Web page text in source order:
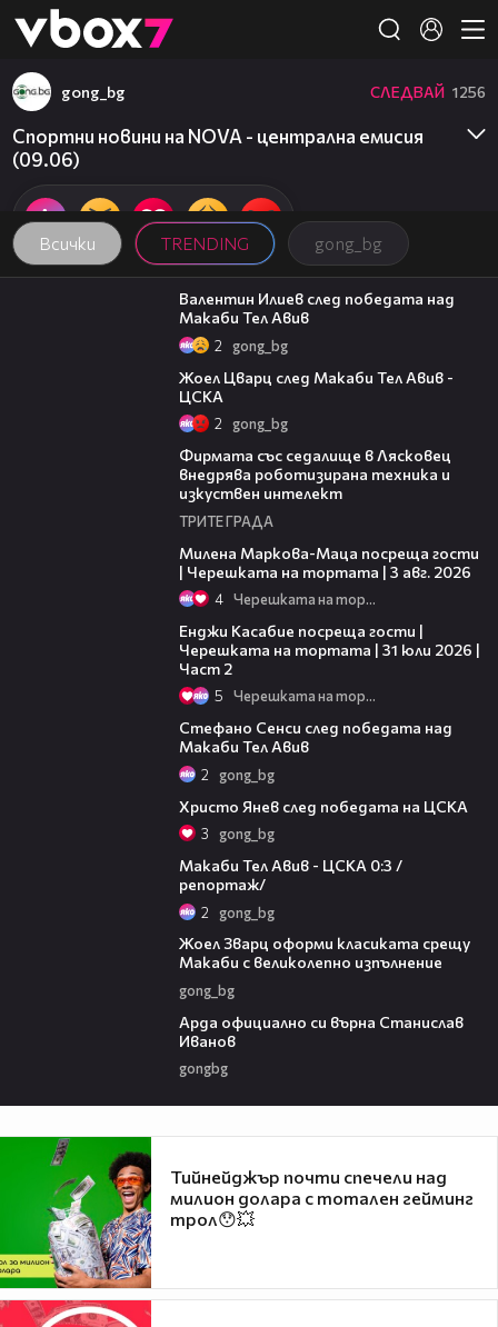
👾
Всички TRENDING gong_bg
gong_bg СЛЕДВАЙ 1256
Спортни новини на NOVA - централна емисия
(09.06)
06:38
Валентин Илиев след победата над
Макаби Тел Авив
2 gong_bg
Жоел Цварц след Макаби Тел Авив -
ЦСКА
2 gong_bg
Фирмата със седалище в Лясковец
внедрява роботизирана техника и
изкуствен интелект
ТРИТЕ ГРАДА
Милена Маркова-Маца посреща гости
| Черешката на тортата | 3 авг. 2026
4 Черешката на тортата
Енджи Касабие посреща гости |
Черешката на тортата | 31 юли 2026 |
Част 2
5 Черешката на тортата
Стефано Сенси след победата над
Макаби Тел Авив
2 gong_bg
Христо Янев след победата на ЦСКА
3 gong_bg
Макаби Тел Авив - ЦСКА 0:3 /
репортаж/
2 gong_bg
Жоел Зварц оформи класиката срещу
Макаби с великолепно изпълнение
gong_bg
Арда официално си върна Станислав
Иванов
gongbg
Тийнейджър почти спечели над
милион долара с тотален гейминг
трол😯💥